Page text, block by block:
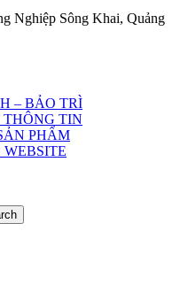
Nghiệp Sông Khai, Quảng
– BẢO TRÌ
TIN
PHẨM